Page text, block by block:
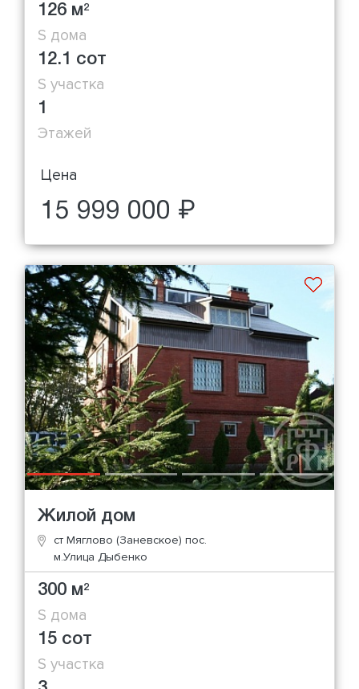
126 м2
S дома
12.1 сот
S участка
1
Этажей
Цена
15 999 000 ₽
Жилой дом
ст Мяглово (Заневское) пос.
м.Улица Дыбенко
300 м2
S дома
15 сот
S участка